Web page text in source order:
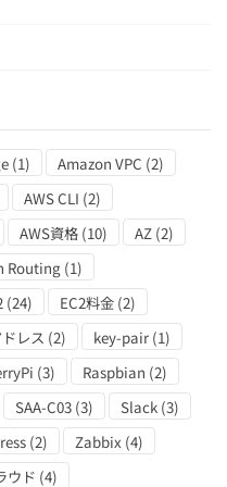
(1) Amazon VPC (2)
AWS CLI (2)
AWS資格 (10) AZ (2)
Routing (1)
(24) EC2料金 (2)
レス (2) key-pair (1)
(3) Raspbian (2)
SAA-C03 (3) Slack (3)
(2) Zabbix (4)
ウド (4)